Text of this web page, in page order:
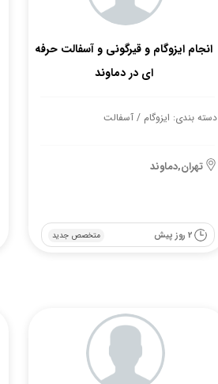
انجام ایزوگام و قیرگونی و آسفالت حرفه
ای در دماوند
دسته بندی: ایزوگام / آسفالت
تهران,دماوند
متخصص جدید 2 روز پیش